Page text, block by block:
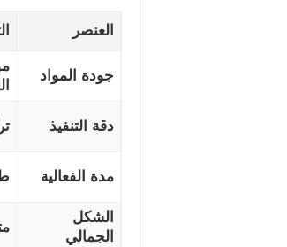
العنصر
جودة المواد
دقة التنفيذ
مدة الفعالية
الشكل
الجمالي